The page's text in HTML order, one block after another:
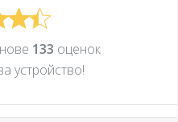
133 оценок
устройcтво!